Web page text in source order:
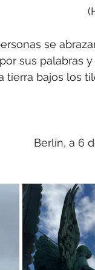
se
sus palabras
tierra bajos los
Berlín, a 6